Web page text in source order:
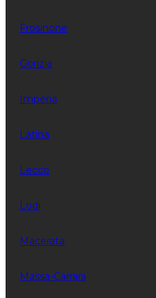
Frosinone
Gorizia
Imperia
Latina
Lecco
Lodi
Macerata
Massa-Carrara